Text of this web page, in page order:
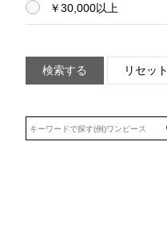
￥30,000以上
検索する リセット